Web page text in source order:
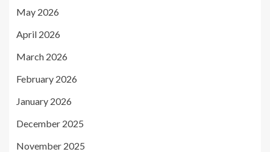
May 2026
April 2026
March 2026
February 2026
January 2026
December 2025
November 2025